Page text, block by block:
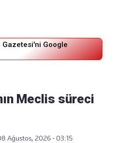
Gazetesi'ni Google
Meclis süreci
Ağustos, 2026 - 03:15